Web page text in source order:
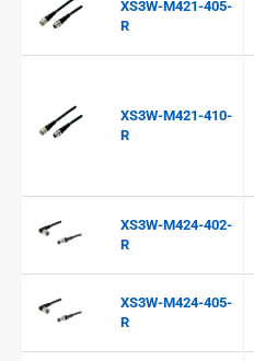
XS3W-M421-405-
R
XS3W-M421-410-
R
XS3W-M424-402-
R
XS3W-M424-405-
R